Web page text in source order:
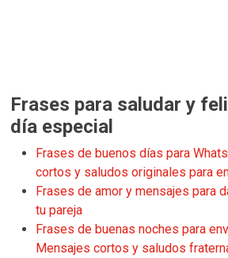
Frases para saludar y
día especial
Frases de buenos días para
cortos y saludos originales para
Frases de amor y mensajes para
tu pareja
Frases de buenas noches para
Mensajes cortos y saludos